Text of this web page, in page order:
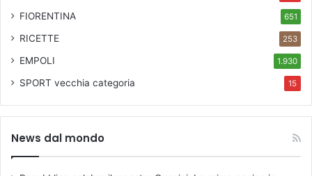
FIORENTINA 651
RICETTE 253
EMPOLI 1.930
SPORT vecchia categoria 15
News dal mondo